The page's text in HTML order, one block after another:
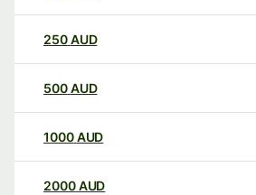
250AUD
500AUD
1000AUD
2000AUD